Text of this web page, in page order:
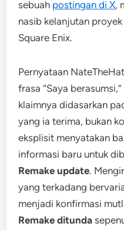
sebuah postingan di X,
nasib kelanjutan
Square Enix.
Pernyataan
frasa “Saya
klaimnya didasarkan
yang ia terima, bukan
eksplisit menyatakan
informasi baru untuk
Remake update.
yang terkadang
menjadi konfirmasi
Remake ditunda